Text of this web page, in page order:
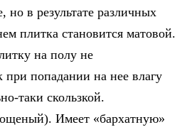
но в результате различных
плитка становится матовой.
на полу не
при попадании на нее влагу
таки скользкой.
Имеет «бархатную»